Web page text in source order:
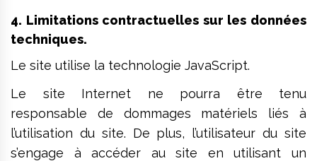
4. Limitations contractuelles sur les données
techniques.
Le site utilise la technologie JavaScript.
Le site Internet ne pourra être tenu
responsable de dommages matériels liés à
l’utilisation du site. De plus, l’utilisateur du site
s’engage à accéder au site en utilisant un